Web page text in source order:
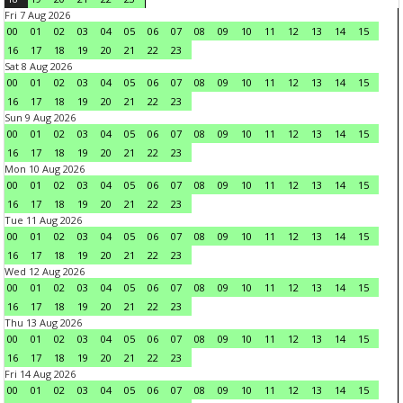
Fri 7 Aug 2026
00
01 02 03 04 05 06 07 08 09 10 11 12 13 14
15
16
17 18 19 20 21 22
23
Sat 8 Aug 2026
00
01 02 03 04 05 06 07 08 09 10 11 12 13 14
15
16
17 18 19 20 21 22
23
Sun 9 Aug 2026
00
01 02 03 04 05 06 07 08 09 10 11 12 13 14
15
16
17 18 19 20 21 22
23
Mon 10 Aug 2026
00
01 02 03 04 05 06 07 08 09 10 11 12 13 14
15
16
17 18 19 20 21 22
23
Tue 11 Aug 2026
00
01 02 03 04 05 06 07 08 09 10 11 12 13 14
15
16
17 18 19 20 21 22
23
Wed 12 Aug 2026
00
01 02 03 04 05 06 07 08 09 10 11 12 13 14
15
16
17 18 19 20 21 22
23
Thu 13 Aug 2026
00
01 02 03 04 05 06 07 08 09 10 11 12 13 14
15
16
17 18 19 20 21 22
23
Fri 14 Aug 2026
00
01 02 03 04 05 06 07 08 09 10 11 12 13 14
15